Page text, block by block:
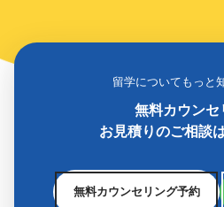
留学についてもっと
無料カウンセ
お見積りのご相談
無料カウンセリング予約